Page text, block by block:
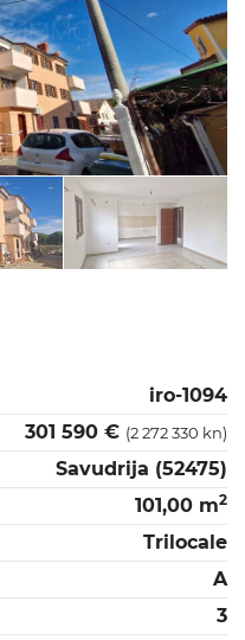
iro-1094
301 590 € (2 272 330 kn)
Savudrija (52475)
101,00 m2
Trilocale
A
3